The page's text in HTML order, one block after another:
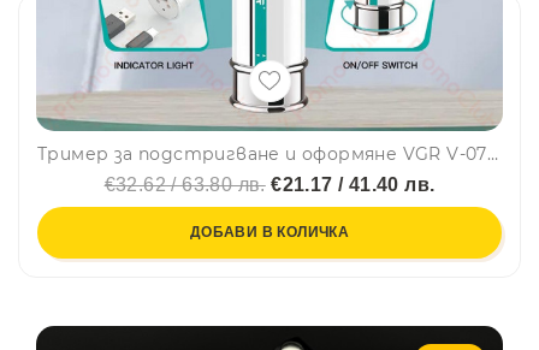
Тример за подстригване и оформяне VGR V-079 - за стайлинг, оформяне на бради, вежди и прически
€32.62 / 63.80 лв.€21.17 / 41.40 лв.
ДОБАВИ В КОЛИЧКА